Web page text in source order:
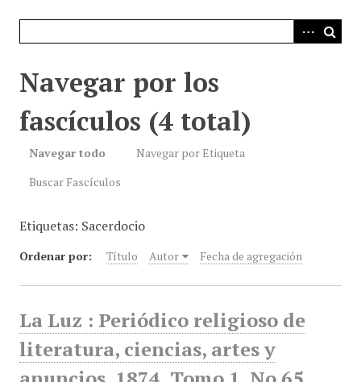
Navegar por los
fascículos (4 total)
Navegar todo
Navegar por Etiqueta
Buscar Fascículos
Etiquetas: Sacerdocio
Ordenar por: Título Autor Fecha de agregación
La Luz : Periódico religioso de
literatura, ciencias, artes y